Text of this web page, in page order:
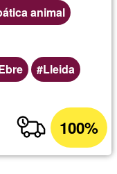
animal
Lleida
100%